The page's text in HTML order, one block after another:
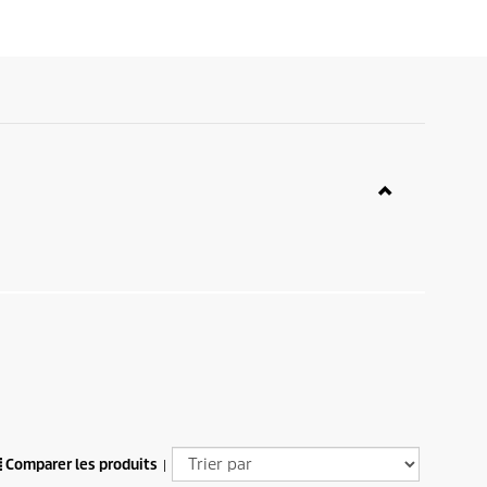
Comparer les produits |